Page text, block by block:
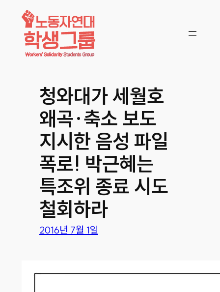
콘텐츠로
바로가기
청와대가 세월호
왜곡·축소 보도
지시한 음성 파일
폭로! 박근혜는
특조위 종료 시도
철회하라
2016년 7월 1일